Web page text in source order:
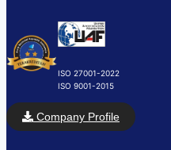
ISO 27001-2022
ISO 9001-2015
Company Profile